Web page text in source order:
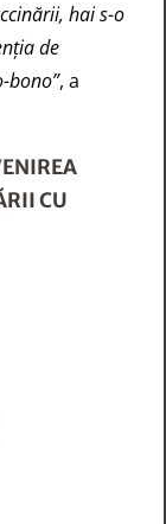
hai s-o
de
bono”, a
CU